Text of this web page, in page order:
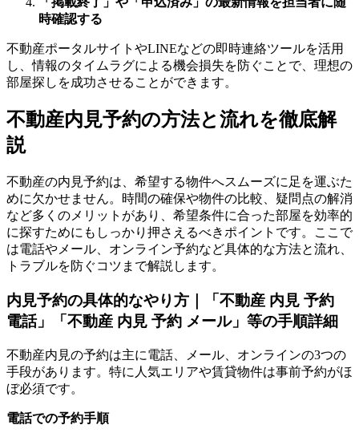
時確認する
不動産ポータルサイトやLINEなどの即時連絡ツールを活用
し、情報のタイムラグによる機会損失を防ぐことで、理想の
部屋探しを成功させることができます。
不動産内見予約の方法と流れを徹底解
説
不動産の内見予約は、希望する物件へスムーズに足を運ぶた
めに欠かせません。時間の確保や物件の比較、疑問点の解消
など多くのメリットがあり、希望条件に合った部屋を効率的
に探すためにもしっかり押さえるべきポイントです。ここで
は電話やメール、オンライン予約など具体的な方法と流れ、
トラブルを防ぐコツまで解説します。
内見予約の具体的なやり方｜「不動産 内見 予約
電話」「不動産 内見 予約 メール」等の手順詳細
不動産内見の予約は主に電話、メール、オンラインの3つの
手段があります。特に人気エリアや賃貸物件は事前予約がほ
ぼ必須です。
電話での予約手順